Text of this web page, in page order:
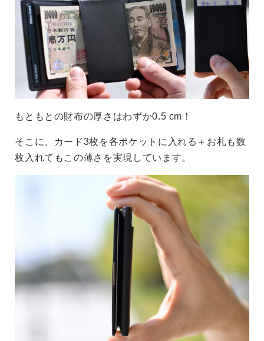
もともとの財布の厚さはわずか0.5 cm！
そこに、カード3枚を各ポケットに入れる＋お札も数
枚入れてもこの薄さを実現しています。